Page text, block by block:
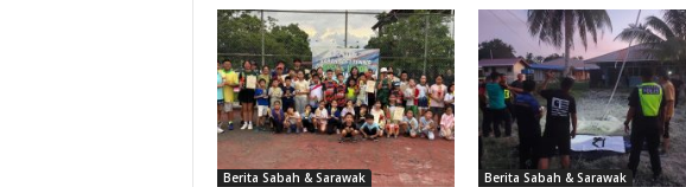
Berita Sabah & Sarawak Berita Sabah & Sarawak